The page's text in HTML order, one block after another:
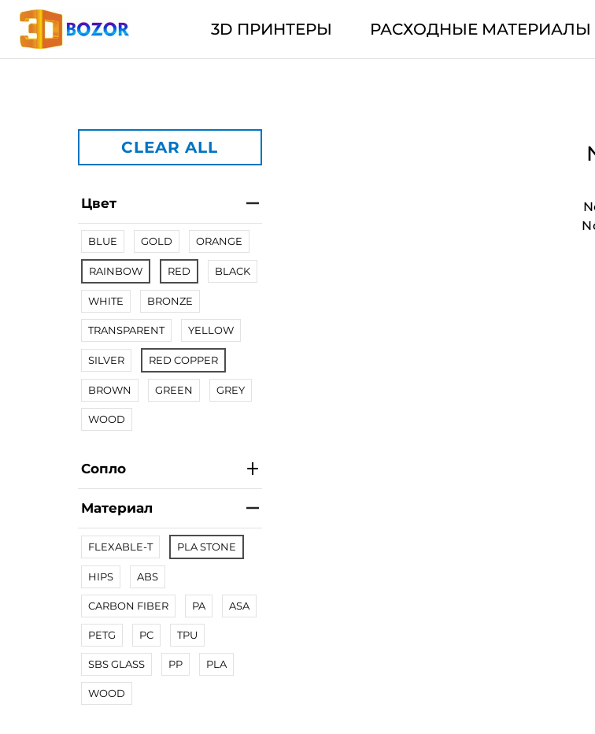
3D ПРИНТЕРЫ РАСХОДНЫЕ МАТЕРИАЛЫ
CLEAR ALL
Цвет
BLUE GOLD ORANGE
RAINBOW RED BLACK
WHITE BRONZE
TRANSPARENT YELLOW
SILVER RED COPPER
BROWN GREEN GREY
WOOD
Сопло
Материал
FLEXABLE-T PLA STONE
HIPS ABS
CARBON FIBER PA ASA
PETG PC TPU
SBS GLASS PP PLA
WOOD